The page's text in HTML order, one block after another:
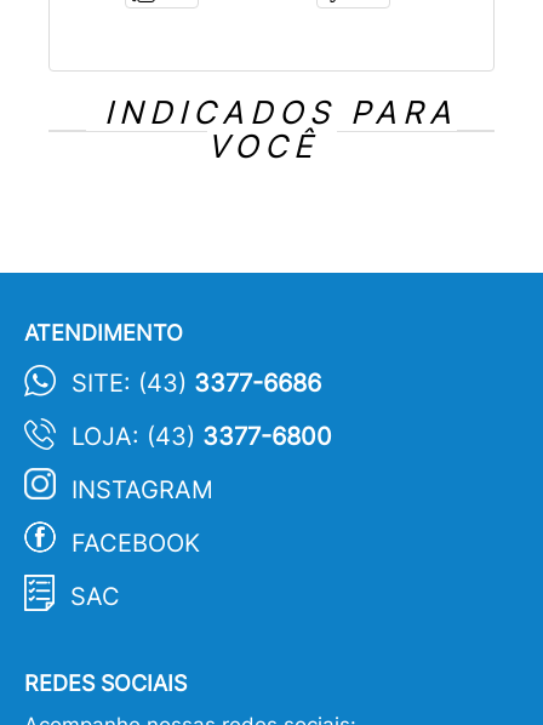
INDICADOS PARA
VOCÊ
ATENDIMENTO
SITE: (43) 3377-6686
LOJA: (43) 3377-6800
INSTAGRAM
FACEBOOK
SAC
REDES SOCIAIS